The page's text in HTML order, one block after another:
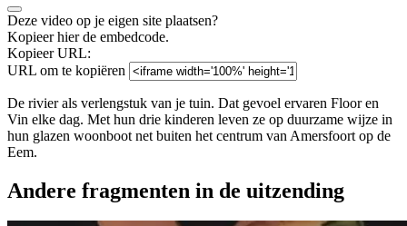
Deze video op je eigen site plaatsen?
Kopieer hier de embedcode.
Kopieer URL:
URL om te kopiëren
De rivier als verlengstuk van je tuin. Dat gevoel ervaren Floor en
Vin elke dag. Met hun drie kinderen leven ze op duurzame wijze in
hun glazen woonboot net buiten het centrum van Amersfoort op de
Eem.
Andere fragmenten in de uitzending